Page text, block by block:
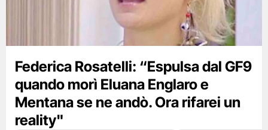
Federica Rosatelli: “Espulsa dal GF9
quando morì Eluana Englaro e
Mentana se ne andò. Ora rifarei un
reality"